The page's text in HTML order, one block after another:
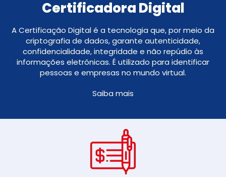
Certificadora Digital
A Certificação Digital é a tecnologia que, por meio da
criptografia de dados, garante autenticidade,
confidencialidade, integridade e não repúdio às
informações eletrônicas. É utilizado para identificar
pessoas e empresas no mundo virtual.
Saiba mais